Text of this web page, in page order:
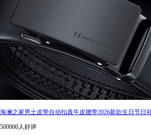
海澜之家男士皮带自动扣真牛皮腰带2026新款生日节日
500000人好评